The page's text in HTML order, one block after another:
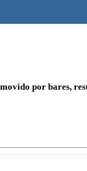
por bares,